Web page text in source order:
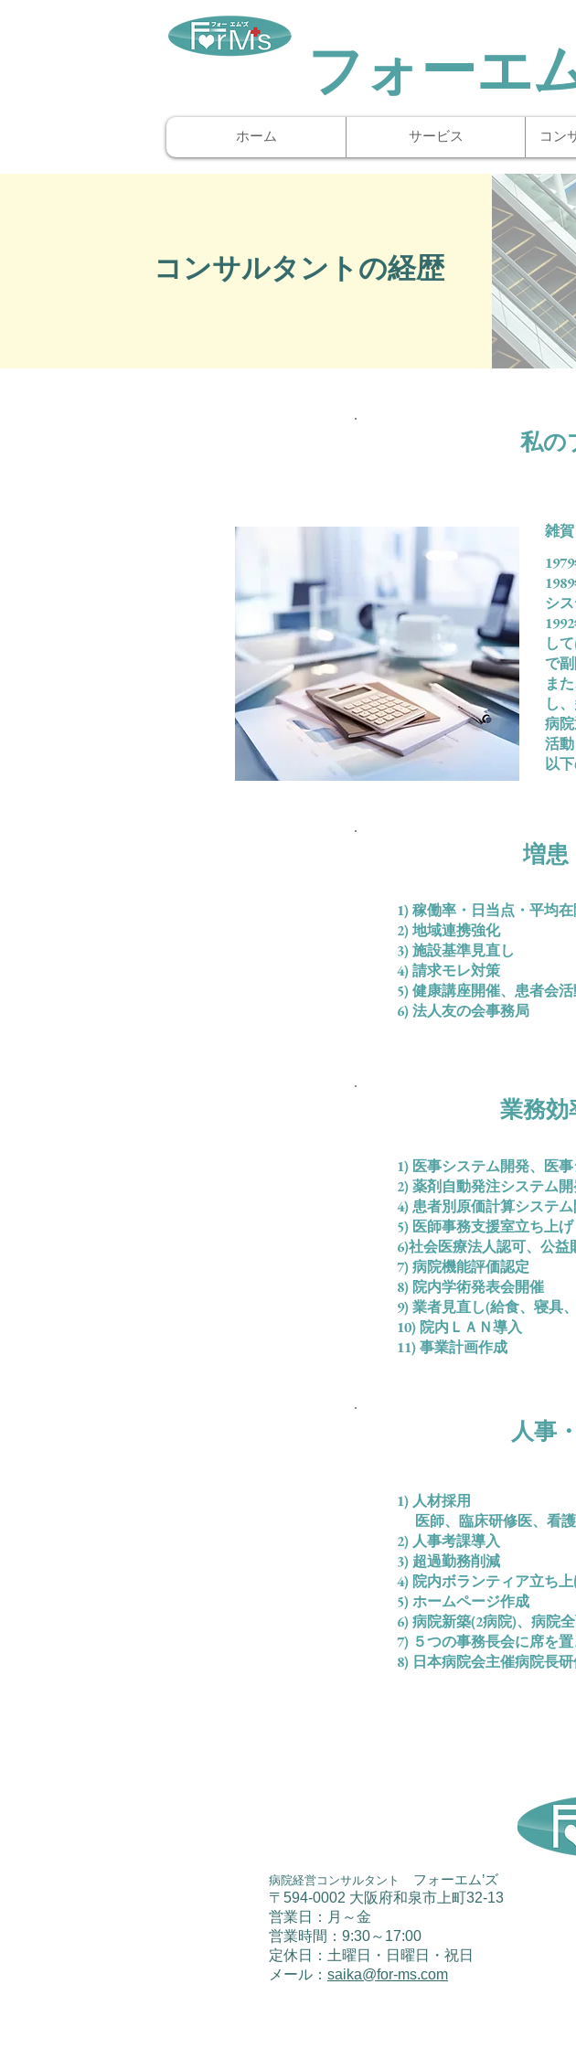
フォーエ
ホーム サービス コン
コンサルタントの経歴
私の
雑
シ
し
で
ま
し
病
活
以
増患
1) 稼働率・日当点・平均
2) 地域連携強化
3) 施設基準見直し
4) 請求モレ対策
5) 健康講座開催、患者会
6) 法人友の会事務局
業務効
1) 医事システム開発、医事
2) 薬剤自動発注システム
4) 患者別原価計算システ
5) 医師事務支援室立ち上げ
6)社会医療法人認可、公益
7) 病院機能評価認定
8) 院内学術発表会開催
9) 業者見直し(給食、寝具
10) 院内ＬＡＮ導入
11) 事業計画作成
人事
1) 人材採用
医師、臨床研修医、看
2) 人事考課導入
3) 超過勤務削減
4) 院内ボランティア立ち
5) ホームページ作成
6) 病院新築(2病院)、病院
7) ５つの事務長会に席を
8) 日本病院会主催病院長
病院経営コンサルタント
フォーエム’ズ
〒594-0002 大阪府和泉市上町32-13
営業日：月～金
​営業時間：9:30～17:00
​定休日：土曜日・日曜日・祝日
メール： saika@for-ms.com